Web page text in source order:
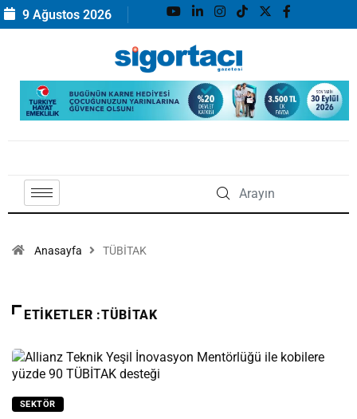
9 Ağustos 2026
Anasayfa TÜBİTAK
ETIKETLER :TÜBİTAK
SEKTÖR